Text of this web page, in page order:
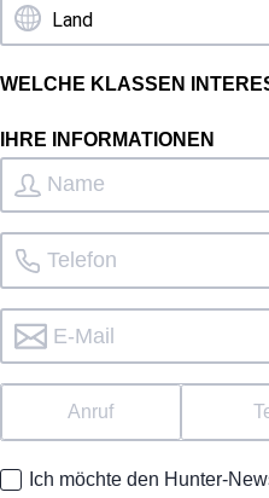
WELCHE KLASSEN
IHRE INFORMATIONEN
Anruf
Ich möchte den Hunter-